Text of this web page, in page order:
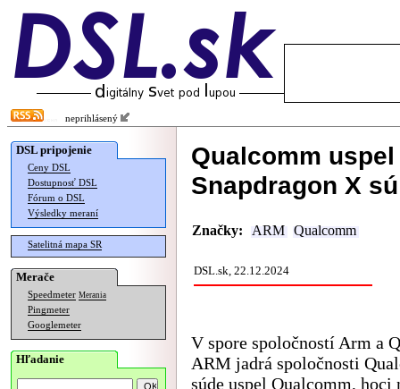
neprihlásený
DSL pripojenie
Ceny DSL
Dostupnosť DSL
Fórum o DSL
Výsledky meraní
Satelitná mapa SR
Merače
Speedmeter Merania
Pingmeter
Googlemeter
Hľadanie
Qualcomm
Snapdragon X
Značky: ARM Qualcomm
DSL.sk, 22.12.2024
V spore spoločností Arm a
ARM jadrá spoločnosti
súde uspel Qualcomm,